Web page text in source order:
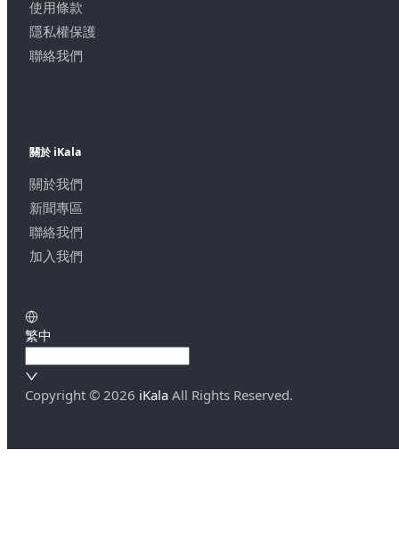
使用條款
隱私權保護
聯絡我們
關於 iKala
關於我們
新聞專區
聯絡我們
加入我們
繁中
Copyright © 2026 iKala All Rights Reserved.